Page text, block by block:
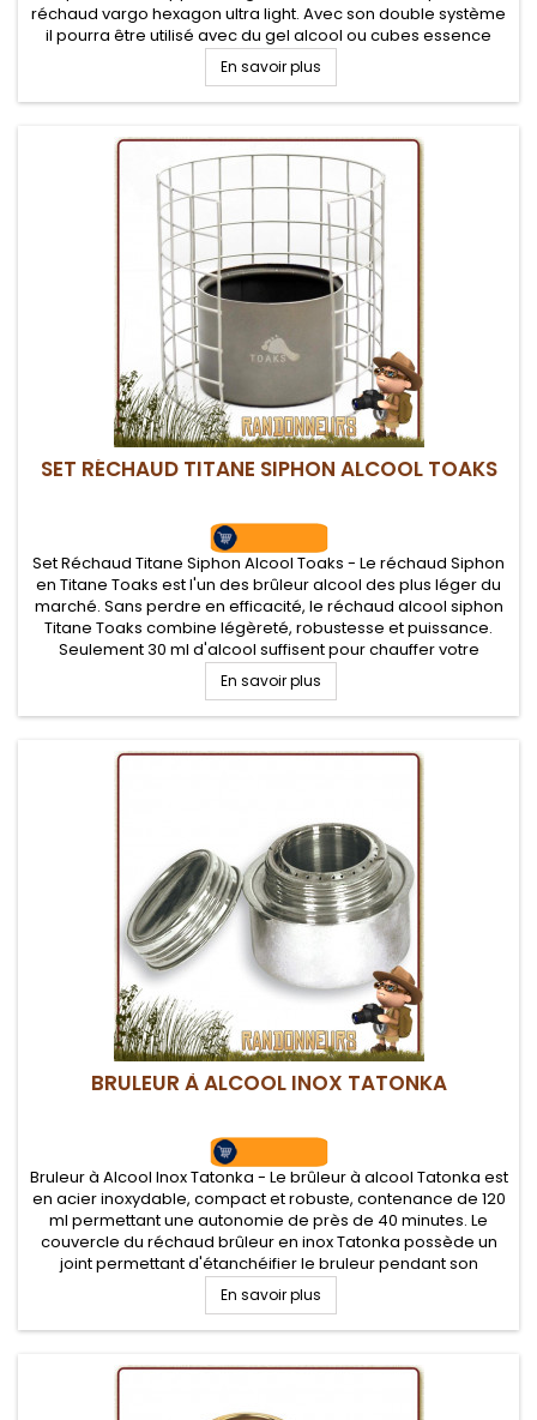
réchaud vargo hexagon ultra light. Avec son double système
il pourra être utilisé avec du gel alcool ou cubes essence
solide.
En savoir plus
SET RÉCHAUD TITANE SIPHON ALCOOL TOAKS
Set Réchaud Titane Siphon Alcool Toaks - Le réchaud Siphon
en Titane Toaks est l'un des brûleur alcool des plus léger du
marché. Sans perdre en efficacité, le réchaud alcool siphon
Titane Toaks combine légèreté, robustesse et puissance.
Seulement 30 ml d'alcool suffisent pour chauffer votre
popote près de 12 minutes
En savoir plus
BRULEUR À ALCOOL INOX TATONKA
Bruleur à Alcool Inox Tatonka - Le brûleur à alcool Tatonka est
en acier inoxydable, compact et robuste, contenance de 120
ml permettant une autonomie de près de 40 minutes. Le
couvercle du réchaud brûleur en inox Tatonka possède un
joint permettant d'étanchéifier le bruleur pendant son
transport.
En savoir plus